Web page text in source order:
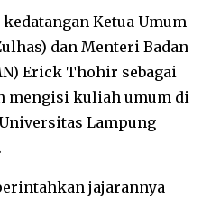
Ketua Umum
dan Menteri Badan
Erick Thohir sebagai
mengisi kuliah umum di
Universitas Lampung
jajarannya